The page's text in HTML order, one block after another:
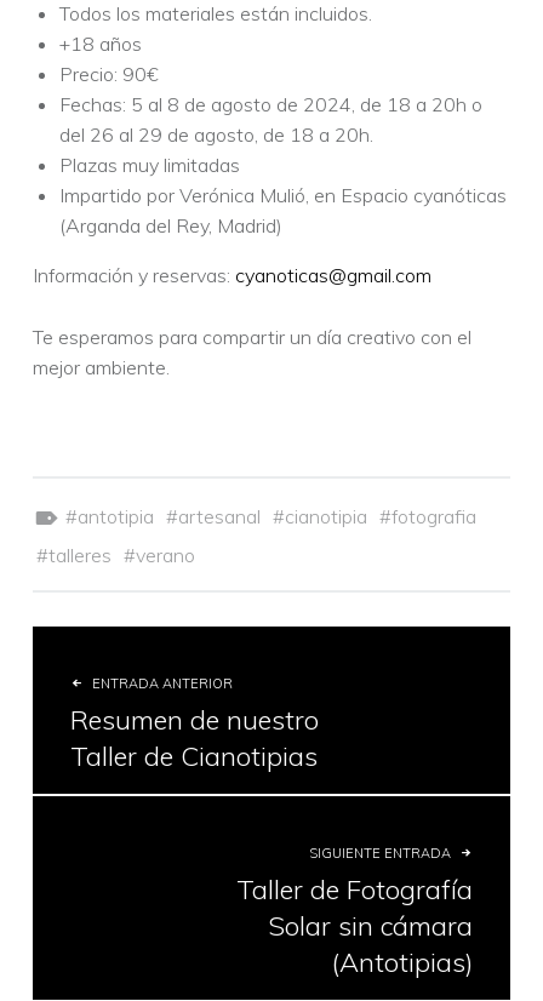
Todos los materiales están incluidos.
+18 años
Precio: 90€
Fechas: 5 al 8 de agosto de 2024, de 18 a 20h o
del 26 al 29 de agosto, de 18 a 20h.
Plazas muy limitadas
Impartido por Verónica Mulió, en Espacio cyanóticas
(Arganda del Rey, Madrid)
Información y reservas: cyanoticas@gmail.com
Te esperamos para compartir un día creativo con el
mejor ambiente.
antotipia artesanal cianotipia
fotografia
talleres
verano
ENTRADA ANTERIOR
Resumen de nuestro
Taller de Cianotipias
SIGUIENTE ENTRADA
Taller de Fotografía
Solar sin cámara
(Antotipias)